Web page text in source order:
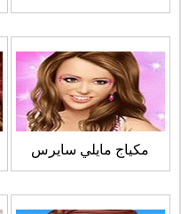
مكياج مايلي سايرس